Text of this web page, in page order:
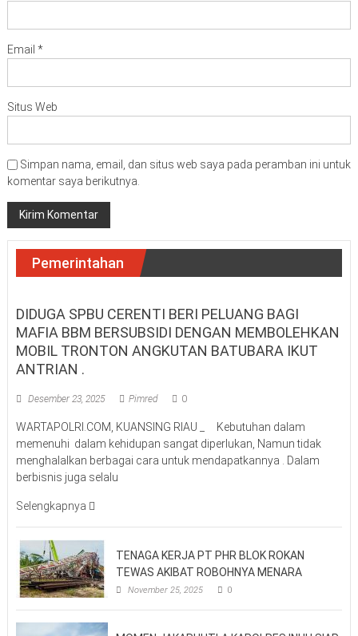
Email *
Situs Web
Simpan nama, email, dan situs web saya pada peramban ini untuk
komentar saya berikutnya.
Pemerintahan
DIDUGA SPBU CERENTI BERI PELUANG BAGI
MAFIA BBM BERSUBSIDI DENGAN MEMBOLEHKAN
MOBIL TRONTON ANGKUTAN BATUBARA IKUT
ANTRIAN .
Desember 23, 2025 Pimred 0
WARTAPOLRI.COM, KUANSING RIAU _ Kebutuhan dalam
memenuhi dalam kehidupan sangat diperlukan, Namun tidak
menghalalkan berbagai cara untuk mendapatkannya . Dalam
berbisnis juga selalu
Selengkapnya
TENAGA KERJA PT PHR BLOK ROKAN
TEWAS AKIBAT ROBOHNYA MENARA
November 25, 2025 0